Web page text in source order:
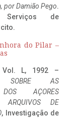
por Damião Pego.
Serviços de
do Pilar –
Vol. L, 1992 –
SOBRE AS
DOS AÇORES
ARQUIVOS DE
, Investigação de